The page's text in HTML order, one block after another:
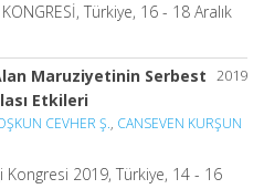
Türkiye, 16 - 18 Aralık
2019
Maruziyetinin Serbest
Etkileri
CEVHER Ş., CANSEVEN KURŞUN
2019, Türkiye, 14 - 16